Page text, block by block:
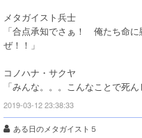
メタガイスト兵士
「合点承知でさぁ！ 俺たち命
ぜ！！」
コノハナ・サクヤ
「みんな。。。こんなことで死
2019-03-12 23:38:33
ある日のメタガイスト５